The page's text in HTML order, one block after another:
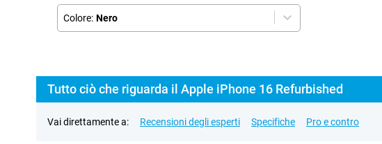
Colore: Nero
Tutto ciò che riguarda il Apple iPhone 16 Refurbished
Vai direttamente a: Recensioni degli esperti Specifiche Pro e contro